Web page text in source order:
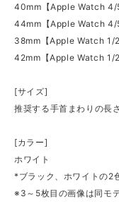
40mm【Apple Watch 4/
44mm【Apple Watch 4/
38mm【Apple Watch 1/
42mm【Apple Watch 1/
[サイズ]
推奨する手首まわりの長
[カラー]
ホワイト
*ブラック、ホワイトの2
※3～5枚目の画像は同モ